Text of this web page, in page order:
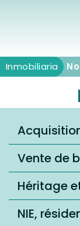
Inmobiliaria
Inmobiliaria
Vente de
Héritage
NIE,